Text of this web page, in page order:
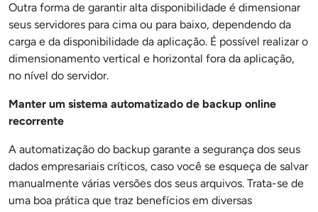
Outra forma de garantir alta disponibilidade é dimensionar
seus servidores para cima ou para baixo, dependendo da
carga e da disponibilidade da aplicação. É possível realizar o
dimensionamento vertical e horizontal fora da aplicação,
no nível do servidor.
Manter um sistema automatizado de backup online
recorrente
A automatização do backup garante a segurança dos seus
dados empresariais críticos, caso você se esqueça de salvar
manualmente várias versões dos seus arquivos. Trata-se de
uma boa prática que traz benefícios em diversas